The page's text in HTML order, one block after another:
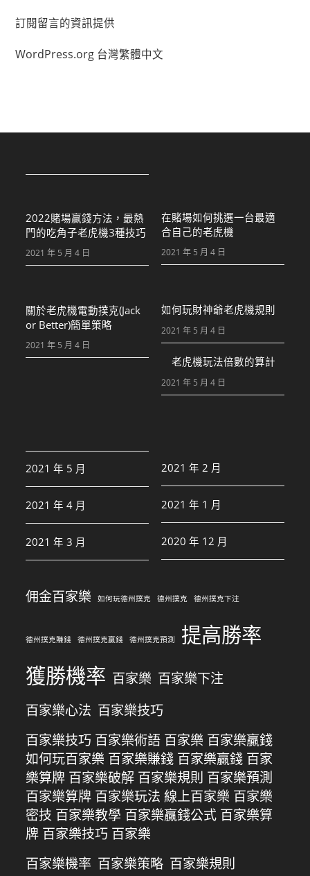
訂閱留言的資訊提供
WordPress.org 台灣繁體中文
2022賭場贏錢方法，最熱
門的吃角子老虎機3種技巧
2021 年 5 月 4 日
關於老虎機電動撲克(Jack
or Better)簡單策略
2021 年 5 月 4 日
在賭場如何挑選一台最適
合自己的老虎機
2021 年 5 月 4 日
如何玩財神爺老虎機規則
2021 年 5 月 4 日
老虎機玩法倍數的算計
2021 年 5 月 4 日
2021 年 5 月
2021 年 4 月
2021 年 3 月
2021 年 2 月
2021 年 1 月
2020 年 12 月
佣金百家樂 如何玩德州撲克 德州撲克 德州撲克下注
德州撲克賺錢 德州撲克贏錢 德州撲克預測
提高勝率
獲勝機率 百家樂 百家樂下注
百家樂心法 百家樂技巧
百家樂技巧 百家樂術語 百家樂 百家樂贏錢
如何玩百家樂 百家樂賺錢 百家樂贏錢 百家
樂算牌 百家樂破解 百家樂規則 百家樂預測
百家樂算牌 百家樂玩法 線上百家樂 百家樂
密技 百家樂教學 百家樂贏錢公式 百家樂算
牌 百家樂技巧 百家樂
百家樂機率 百家樂策略 百家樂規則